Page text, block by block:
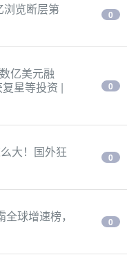
览断层第
0
亿美元融
星等投资 |
0
大！国外狂
0
球增速榜，
0